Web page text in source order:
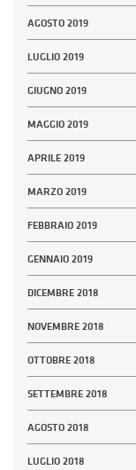
AGOSTO 2019
LUGLIO 2019
GIUGNO 2019
MAGGIO 2019
APRILE 2019
MARZO 2019
FEBBRAIO 2019
GENNAIO 2019
DICEMBRE 2018
NOVEMBRE 2018
OTTOBRE 2018
SETTEMBRE 2018
AGOSTO 2018
LUGLIO 2018